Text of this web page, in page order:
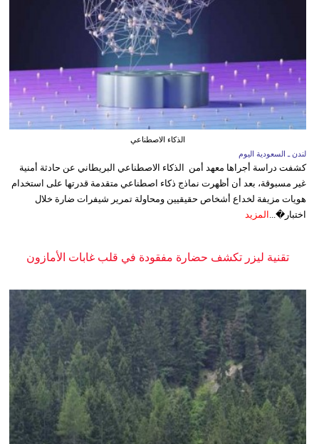
الذكاء الاصطناعي
لندن ـ السعودية اليوم
كشفت دراسة أجراها معهد أمن الذكاء الاصطناعي البريطاني عن حادثة أمنية
غير مسبوقة، بعد أن أظهرت نماذج ذكاء اصطناعي متقدمة قدرتها على استخدام
هويات مزيفة لخداع أشخاص حقيقيين ومحاولة تمرير شيفرات ضارة خلال
اختبار�... المزيد
تقنية ليزر تكشف حضارة مفقودة في قلب غابات الأمازون